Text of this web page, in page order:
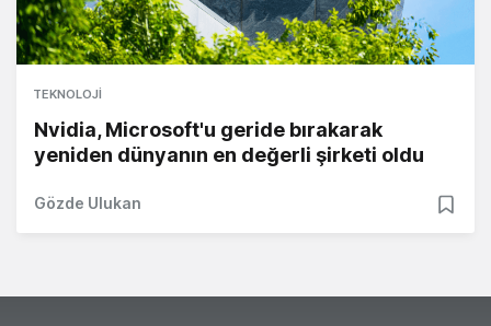
TEKNOLOJI
Nvidia, Microsoft'u geride bırakarak
yeniden dünyanın en değerli şirketi oldu
Gözde Ulukan